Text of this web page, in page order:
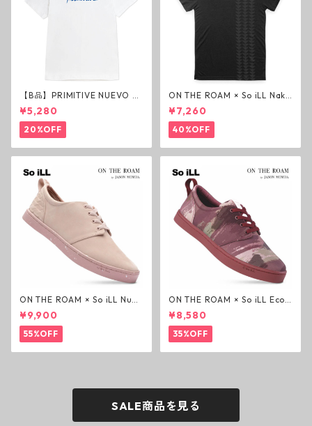
【B品】PRIMITIVE NUEVO SC
RIPT HW TEE WHITE ヘビー
ウェイトTシャツ ホワイト プ
リミティブ
¥5,280
20%OFF
ON THE ROAM × So iLL Nako
a Tee Tシャツ ウルフブラック
オンザローム ジェイソンモモ
ア OTR ビンテージ加工
¥7,260
40%OFF
ON THE ROAM × So iLL Nubu
ck Wino ライフスタイルシュ
ーズ ダーティーピンク オンザ
ローム ジェイソンモモア OTR
スニーカー
¥9,900
55%OFF
ON THE ROAM × So iLL Eco
Camo Wino ライフスタイル
シューズ カモ オンザローム ジ
ェイソンモモア OTR スニーカ
ー
¥8,580
35%OFF
SALE商品を見る